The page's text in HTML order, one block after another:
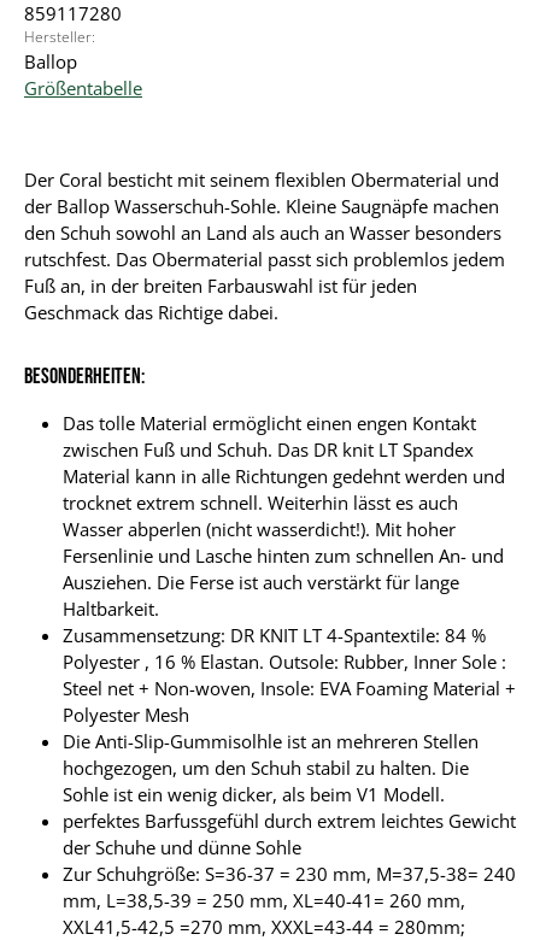
859117280
Hersteller:
Ballop
Größentabelle
Der Coral besticht mit seinem flexiblen Obermaterial und
der Ballop Wasserschuh-Sohle. Kleine Saugnäpfe machen
den Schuh sowohl an Land als auch an Wasser besonders
rutschfest. Das Obermaterial passt sich problemlos jedem
Fuß an, in der breiten Farbauswahl ist für jeden
Geschmack das Richtige dabei.
Besonderheiten:
Das tolle Material ermöglicht einen engen Kontakt
zwischen Fuß und Schuh. Das DR knit LT Spandex
Material kann in alle Richtungen gedehnt werden und
trocknet extrem schnell. Weiterhin lässt es auch
Wasser abperlen (nicht wasserdicht!). Mit hoher
Fersenlinie und Lasche hinten zum schnellen An- und
Ausziehen. Die Ferse ist auch verstärkt für lange
Haltbarkeit.
Zusammensetzung: DR KNIT LT 4-Spantextile: 84 %
Polyester , 16 % Elastan. Outsole: Rubber, Inner Sole :
Steel net + Non-woven, Insole: EVA Foaming Material +
Polyester Mesh
Die Anti-Slip-Gummisolhle ist an mehreren Stellen
hochgezogen, um den Schuh stabil zu halten. Die
Sohle ist ein wenig dicker, als beim V1 Modell.
perfektes Barfussgefühl durch extrem leichtes Gewicht
der Schuhe und dünne Sohle
Zur Schuhgröße: S=36-37 = 230 mm, M=37,5-38= 240
mm, L=38,5-39 = 250 mm, XL=40-41= 260 mm,
XXL41,5-42,5 =270 mm, XXXL=43-44 = 280mm;